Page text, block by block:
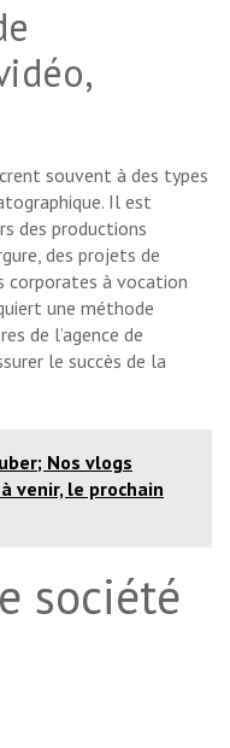
souvent à des types
Il est
des productions
des projets de
corporates à vocation
une méthode
de l’agence de
le succès de la
Nos vlogs
venir, le prochain
société